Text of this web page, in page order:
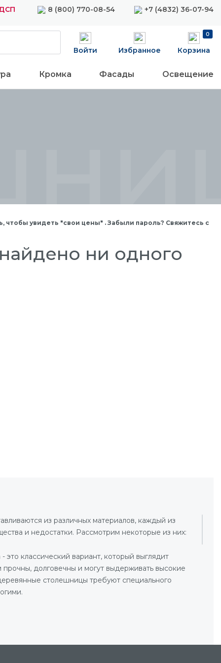
8 (800) 770-08-54 +7 (4832) 36-07-94
Войти Избранное
0
Корзина
Кромка Фасады Освещение
чтобы увидеть "свои цены" . Забыли пароль? Свяжитесь с
ни одного
из различных материалов, каждый из
и недостатки. Рассмотрим некоторые из них:
классический вариант, который выглядит
долговечны и могут выдерживать высокие
столешницы требуют специального